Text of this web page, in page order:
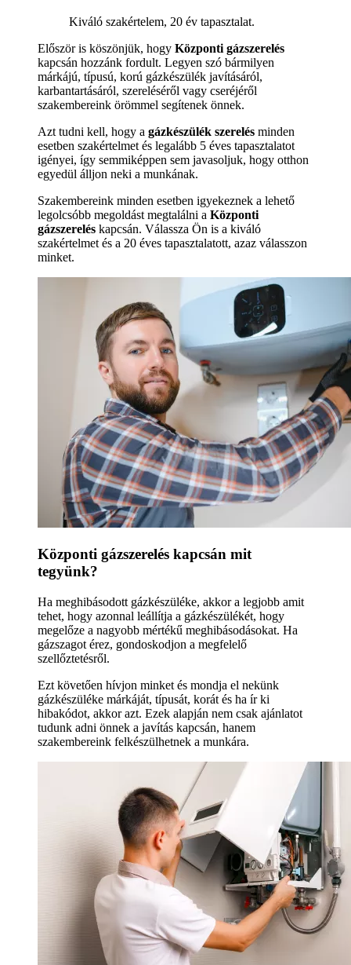
Kiváló szakértelem, 20 év tapasztalat.
Először is köszönjük, hogy Központi gázszerelés
kapcsán hozzánk fordult. Legyen szó bármilyen
márkájú, típusú, korú gázkészülék javításáról,
karbantartásáról, szereléséről vagy cseréjéről
szakembereink örömmel segítenek önnek.
Azt tudni kell, hogy a gázkészülék szerelés minden
esetben szakértelmet és legalább 5 éves tapasztalatot
igényei, így semmiképpen sem javasoljuk, hogy otthon
egyedül álljon neki a munkának.
Szakembereink minden esetben igyekeznek a lehető
legolcsóbb megoldást megtalálni a Központi
gázszerelés kapcsán. Válassza Ön is a kiváló
szakértelmet és a 20 éves tapasztalatott, azaz válasszon
minket.
Központi gázszerelés kapcsán mit
tegyünk?
Ha meghibásodott gázkészüléke, akkor a legjobb amit
tehet, hogy azonnal leállítja a gázkészülékét, hogy
megelőze a nagyobb mértékű meghibásodásokat. Ha
gázszagot érez, gondoskodjon a megfelelő
szellőztetésről.
Ezt követően hívjon minket és mondja el nekünk
gázkészüléke márkáját, típusát, korát és ha ír ki
hibakódot, akkor azt. Ezek alapján nem csak ajánlatot
tudunk adni önnek a javítás kapcsán, hanem
szakembereink felkészülhetnek a munkára.